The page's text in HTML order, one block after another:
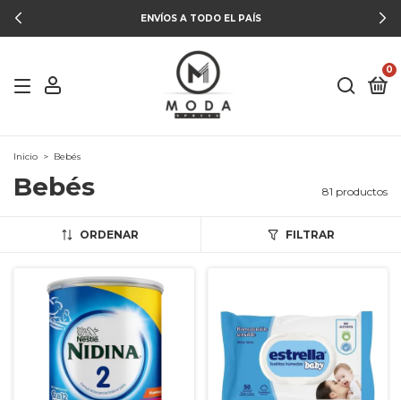
ENVÍOS A TODO EL PAÍS
0
Inicio > Bebés
Bebés 81 productos
ORDENAR FILTRAR